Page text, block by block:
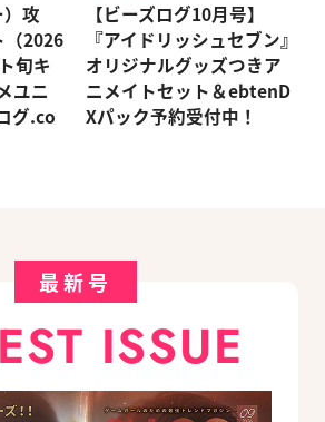
）攻
（2026
旬キ
ユニ
グ.co
【ビーズログ10月号】
『アイドリッシュセブン』
オリジナルグッズつきア
ニメイトセット＆ebtenD
Xパック予約受付中！
最新号
ISSUE